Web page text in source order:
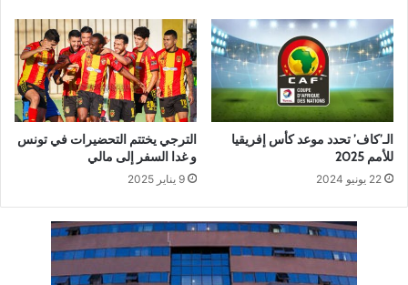
الـ’كاف’ تحدد موعد كأس إفريقيا
للأمم 2025
22 يونيو 2024
الترجي يختتم التحضيرات في تونس
و غدا السفر إلى مالي
9 يناير 2025